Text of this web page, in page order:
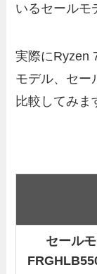
いるセールモ
実際にRyzen
モデル、セー
比較してみま
セール